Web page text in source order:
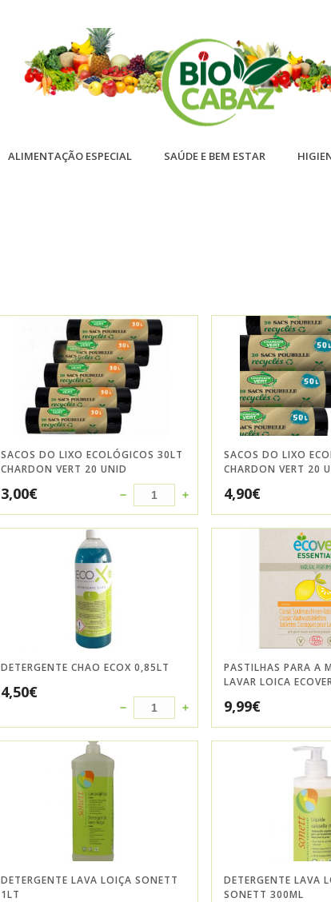
ALIMENTAÇÃO ESPECIAL SAÚDE E BEM ESTAR
SACOS DO LIXO ECOLÓGICOS 30LT
CHARDON VERT 20 UNID
3,00€
SACOS DO LIXO
CHARDON VERT 20
4,90€
DETERGENTE CHAO ECOX 0,85LT
4,50€
PASTILHAS PARA A
LAVAR LOICA
9,99€
DETERGENTE LAVA LOIÇA SONETT
1LT
DETERGENTE LAVA
SONETT 300ML